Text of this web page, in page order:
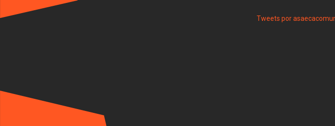
Tweets por